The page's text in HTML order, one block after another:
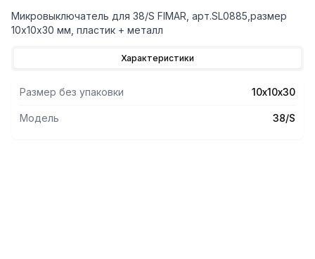
Микровыключатель для 38/S FIMAR, арт.SL0885,размер
10х10х30 мм, пластик + металл
Характеристики
Размер без упаковки 10х10х30
Модель 38/S